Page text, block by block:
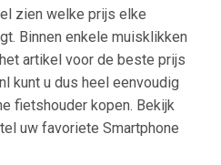
zien welke prijs elke
Binnen enkele muisklikken
artikel voor de beste prijs
kunt u dus heel eenvoudig
fietshouder kopen. Bekijk
uw favoriete Smartphone